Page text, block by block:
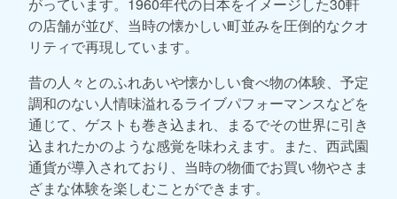
の店舗が並び、当時の懐かしい町並みを圧倒的なクオ
リティで再現しています。
昔の人々とのふれあいや懐かしい食べ物の体験、予定
調和のない人情味溢れるライブパフォーマンスなどを
通じて、ゲストも巻き込まれ、まるでその世界に引き
込まれたかのような感覚を味わえます。また、西武園
通貨が導入されており、当時の物価でお買い物やさま
ざまな体験を楽しむことができます。